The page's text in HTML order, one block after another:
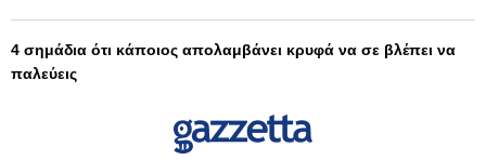
4 σημάδια ότι κάποιος απολαμβάνει κρυφά να σε βλέπει να
παλεύεις